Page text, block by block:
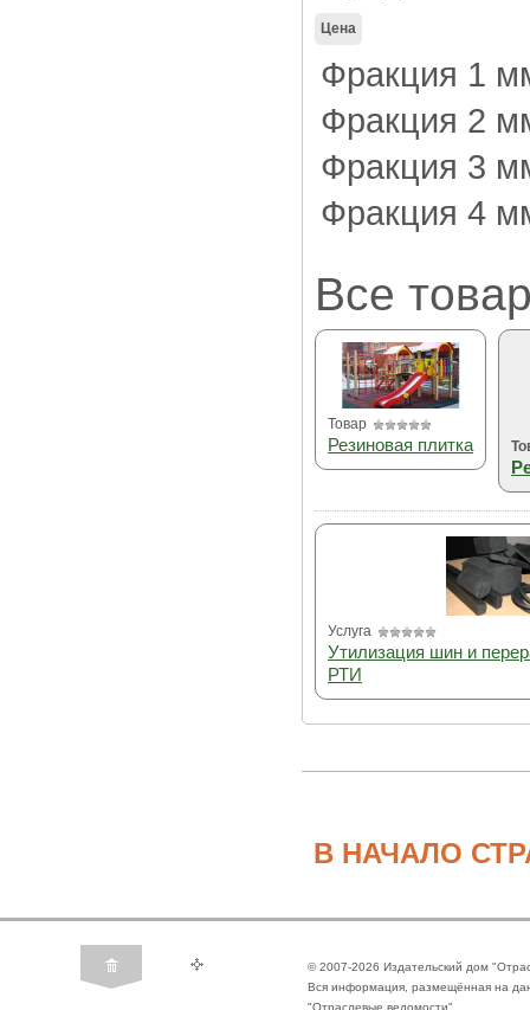
Цена
Фракция 1
Фракция 2
Фракция 3
Фракция 4
Все
Товар
Резиновая плитка
Услуга
Утилизация шин и
РТИ
В НАЧАЛО
© 2007-2026 Издательский дом
Вся информация, размещённая на
"Отраслевые ведомости".